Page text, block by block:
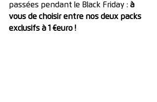
passées pendant le Black Friday : à
vous de choisir entre nos deux packs
exclusifs à 1 €euro !